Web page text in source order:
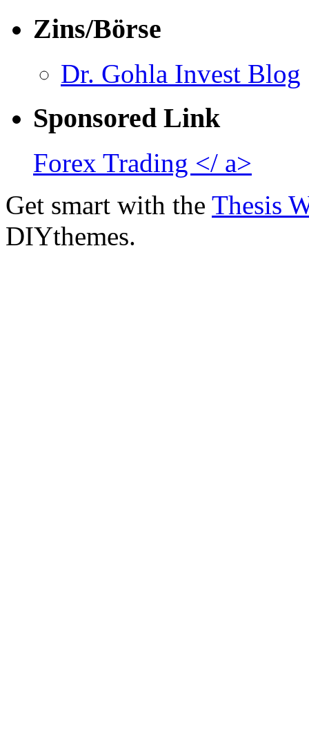
Zins/Börse
Dr. Gohla Invest Blog
Sponsored Link
Forex Trading </ a>
Get smart with the Thesis
DIYthemes.